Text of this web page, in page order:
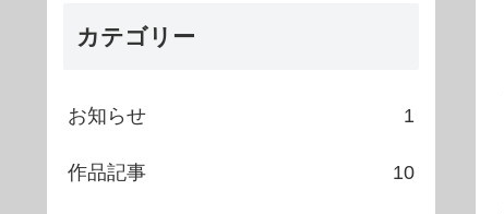
カテゴリー
お知らせ 1
作品記事 10